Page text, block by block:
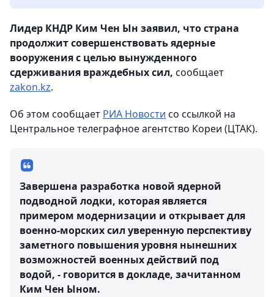
Лидер КНДР Ким Чен Ын заявил, что страна
продолжит совершенствовать ядерные
вооружения с целью вынужденного
сдерживания враждебных сил, сообщает
zakon.kz.
Об этом сообщает РИА Новости со ссылкой на
Центральное телеграфное агентство Кореи (ЦТАК).
Завершена разработка новой ядерной
подводной лодки, которая является
примером модернизации и открывает для
военно-морских сил уверенную перспективу
заметного повышения уровня нынешних
возможностей военных действий под
водой, - говорится в докладе, зачитанном
Ким Чен Ыном.